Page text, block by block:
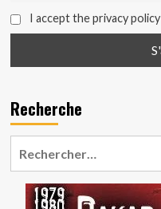
I accept the privacy policy
Recherche